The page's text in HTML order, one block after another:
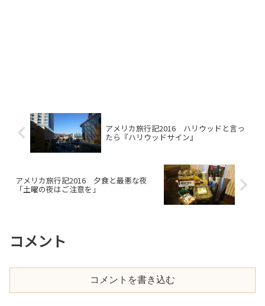
アメリカ旅行記2016 ハリウッドと言っ
たら『ハリウッドサイン』
アメリカ旅行記2016 夕食と最悪な夜
「土曜の夜はご注意を」
コメント
コメントを書き込む